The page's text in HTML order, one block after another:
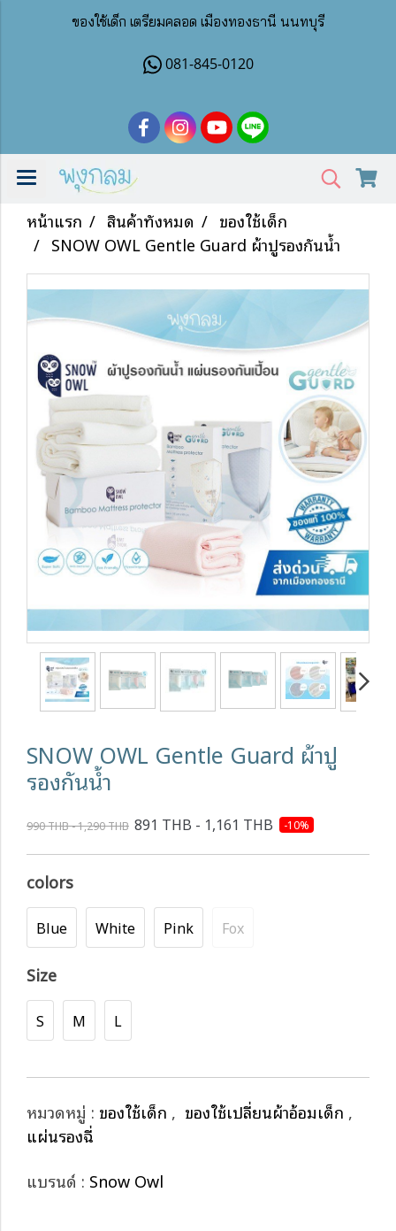
ของใช้เด็ก เตรียมคลอด เมืองทองธานี นนทบุรี
081-845-0120
หน้าแรก สินค้าทั้งหมด
ของใช้เด็ก
SNOW OWL Gentle Guard ผ้าปูรองกันน้ำ
SNOW OWL Gentle Guard ผ้าปู
รองกันน้ำ
990 THB - 1,290 THB 891 THB - 1,161 THB -10%
colors
Blue White Pink Fox
Size
S M L
หมวดหมู่ : ของใช้เด็ก , ของใช้เปลี่ยนผ้าอ้อมเด็ก ,
แผ่นรองฉี่
แบรนด์ : Snow Owl